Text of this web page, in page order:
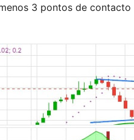
3 pontos de contacto